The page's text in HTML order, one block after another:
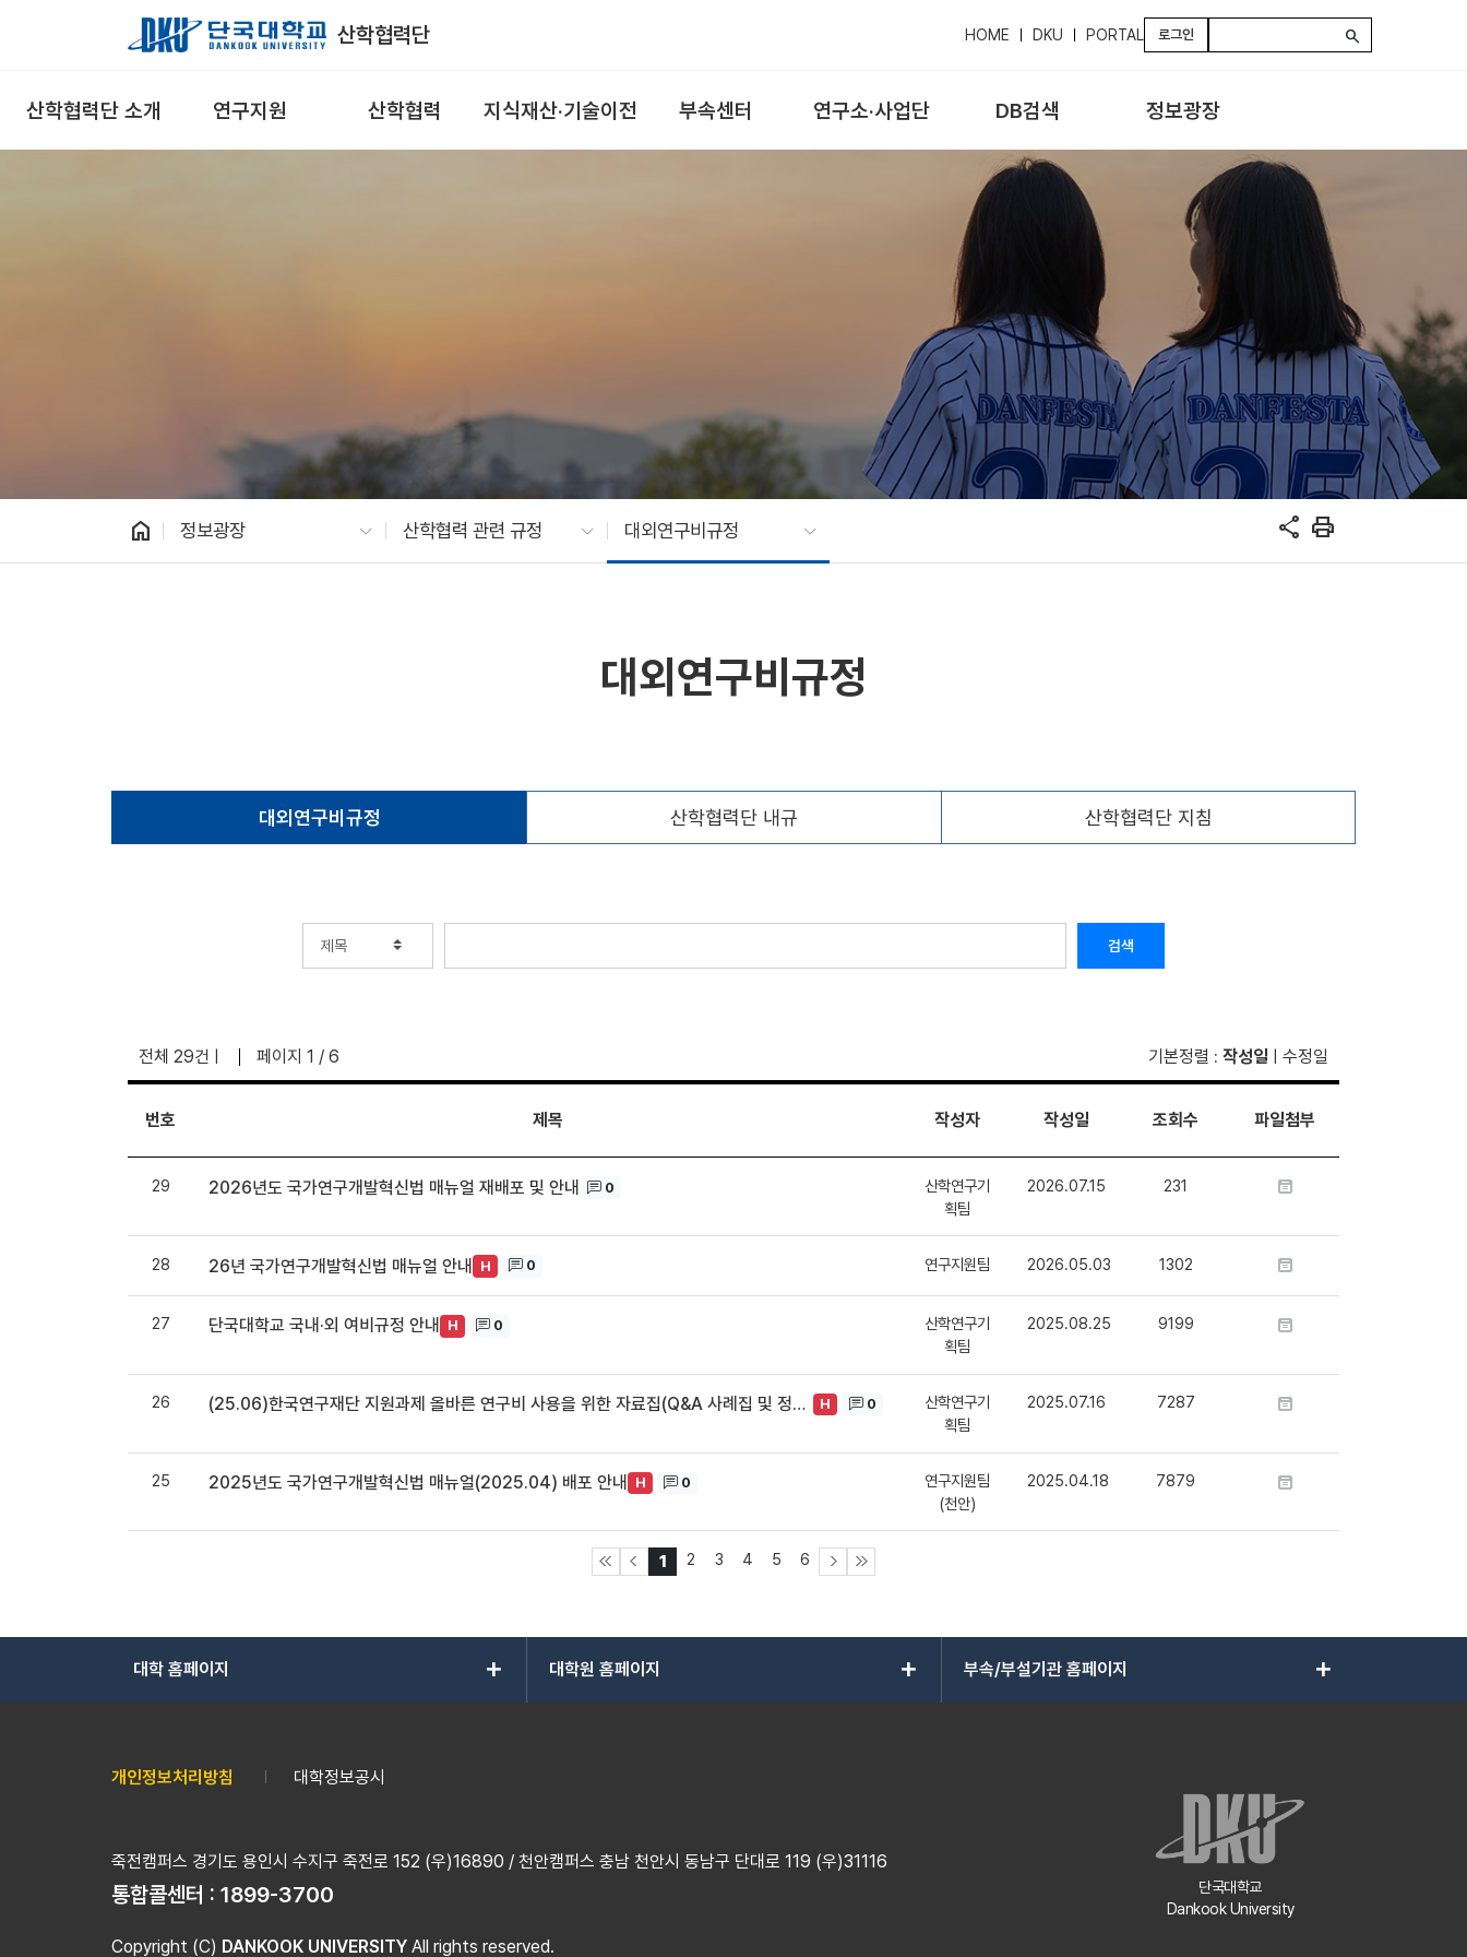
Skip to Main Content
산학협력단 HOME DKU PORTAL 로그인 search
산학협력단 소개 연구지원 산학협력 지식재산·기술이전 부속센터 연구소·사업단 DB검색 정보광장
home 정보광장 산학협력 관련 규정 대외연구비규정 share print
대외연구비규정
대외연구비규정 산학협력단 내규 산학협력단 지침
검색
전체 29건 페이지 1 / 6 기본정렬 : 작성일 수정일
번호 제목 작성자 작성일 조회수 파일첨부
29 2026년도 국가연구개발혁신법 매뉴얼 재배포 및 안내 0
산학연구기
획팀
2026.07.15 231
28 26년 국가연구개발혁신법 매뉴얼 안내 H 0 연구지원팀 2026.05.03 1302
27 단국대학교 국내·외 여비규정 안내 H 0
산학연구기
획팀
2025.08.25 9199
26 (25.06)한국연구재단 지원과제 올바른 연구비 사용을 위한 자료집(Q&A 사례집 및 정산 백서) 안내 H 0
산학연구기
획팀
2025.07.16 7287
25 2025년도 국가연구개발혁신법 매뉴얼(2025.04) 배포 안내 H 0
연구지원팀
(천안)
2025.04.18 7879
1 2 3 4 5 6
대학 홈페이지 add 대학원 홈페이지 add 부속/부설기관 홈페이지 add
개인정보처리방침 대학정보공시
죽전캠퍼스 경기도 용인시 수지구 죽전로 152 (우)16890 / 천안캠퍼스 충남 천안시 동남구 단대로 119 (우)31116
통합콜센터 : 1899-3700
Copyright (C) DANKOOK UNIVERSITY All rights reserved.
단국대학교
Dankook University